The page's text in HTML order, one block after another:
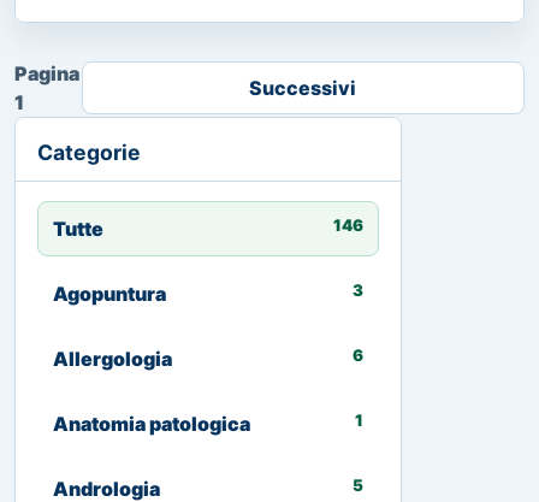
Categorie
Tutte 146
Agopuntura 3
Allergologia 6
Anatomia patologica 1
Andrologia 5
Pagina
1
Successivi